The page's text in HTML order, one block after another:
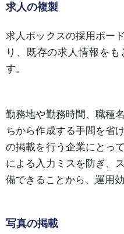
求人の複製
求人ボックスの採用ボー
り、既存の求人情報を
す。
勤務地や勤務時間、職種
ちから作成する手間を省
の掲載を行う企業にとっ
による入力ミスを防ぎ、
備できることから、運用
写真の掲載